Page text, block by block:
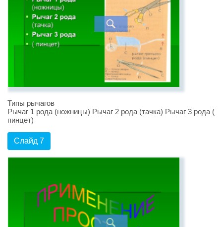
Типы рычагов
Рычаг 1 рода (ножницы) Рычаг 2 рода (тачка) Рычаг 3 рода (
пинцет)
Слайд 7